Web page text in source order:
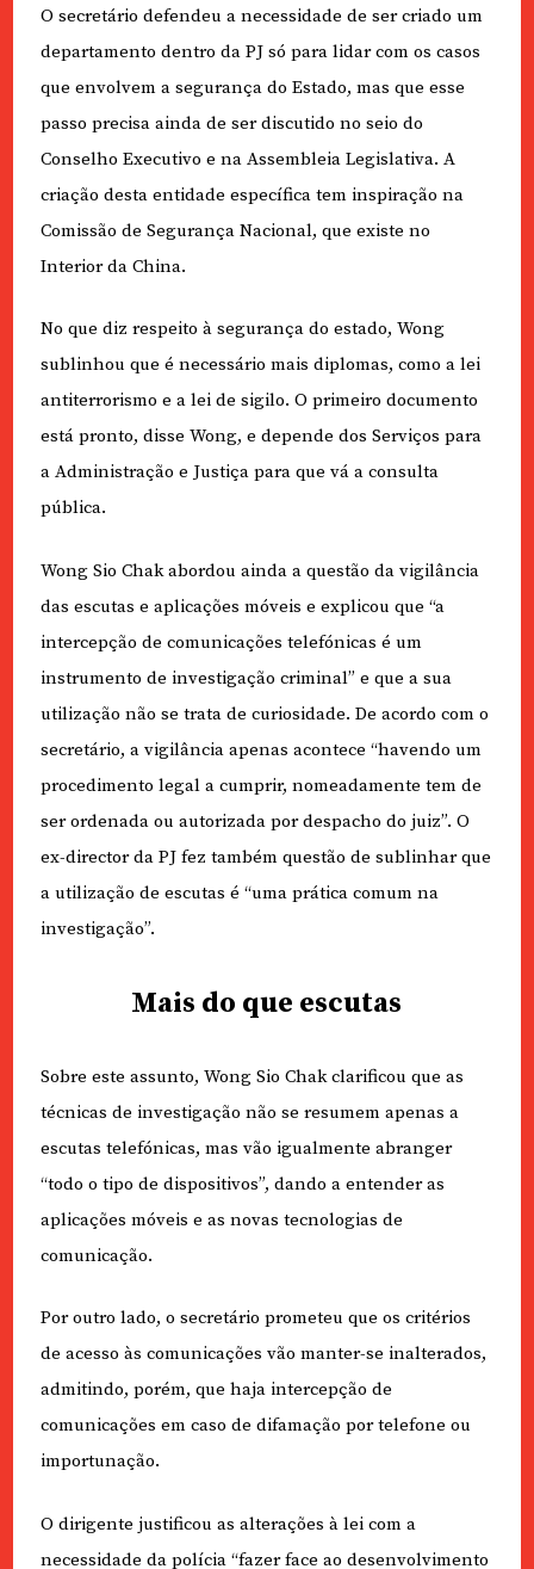
O secretário defendeu a necessidade de ser criado um
departamento dentro da PJ só para lidar com os casos
que envolvem a segurança do Estado, mas que esse
passo precisa ainda de ser discutido no seio do
Conselho Executivo e na Assembleia Legislativa. A
criação desta entidade específica tem inspiração na
Comissão de Segurança Nacional, que existe no
Interior da China.
No que diz respeito à segurança do estado, Wong
sublinhou que é necessário mais diplomas, como a lei
antiterrorismo e a lei de sigilo. O primeiro documento
está pronto, disse Wong, e depende dos Serviços para
a Administração e Justiça para que vá a consulta
pública.
Wong Sio Chak abordou ainda a questão da vigilância
das escutas e aplicações móveis e explicou que “a
intercepção de comunicações telefónicas é um
instrumento de investigação criminal” e que a sua
utilização não se trata de curiosidade. De acordo com o
secretário, a vigilância apenas acontece “havendo um
procedimento legal a cumprir, nomeadamente tem de
ser ordenada ou autorizada por despacho do juiz”. O
ex-director da PJ fez também questão de sublinhar que
a utilização de escutas é “uma prática comum na
investigação”.
Mais do que escutas
Sobre este assunto, Wong Sio Chak clarificou que as
técnicas de investigação não se resumem apenas a
escutas telefónicas, mas vão igualmente abranger
“todo o tipo de dispositivos”, dando a entender as
aplicações móveis e as novas tecnologias de
comunicação.
Por outro lado, o secretário prometeu que os critérios
de acesso às comunicações vão manter-se inalterados,
admitindo, porém, que haja intercepção de
comunicações em caso de difamação por telefone ou
importunação.
O dirigente justificou as alterações à lei com a
necessidade da polícia “fazer face ao desenvolvimento